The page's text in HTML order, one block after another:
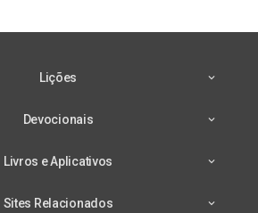
Lições
Devocionais
Livros e Aplicativos
Sites Relacionados